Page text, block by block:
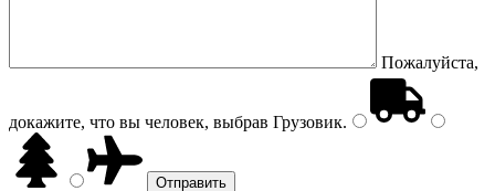
Пожалуйста,
докажите, что вы человек, выбрав Грузовик.